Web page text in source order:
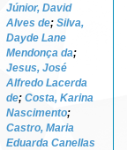
Júnior, David
Alves de; Silva,
Dayde Lane
Mendonça da;
Jesus, José
Alfredo Lacerda
de; Costa, Karina
Nascimento;
Castro, Maria
Eduarda Canellas